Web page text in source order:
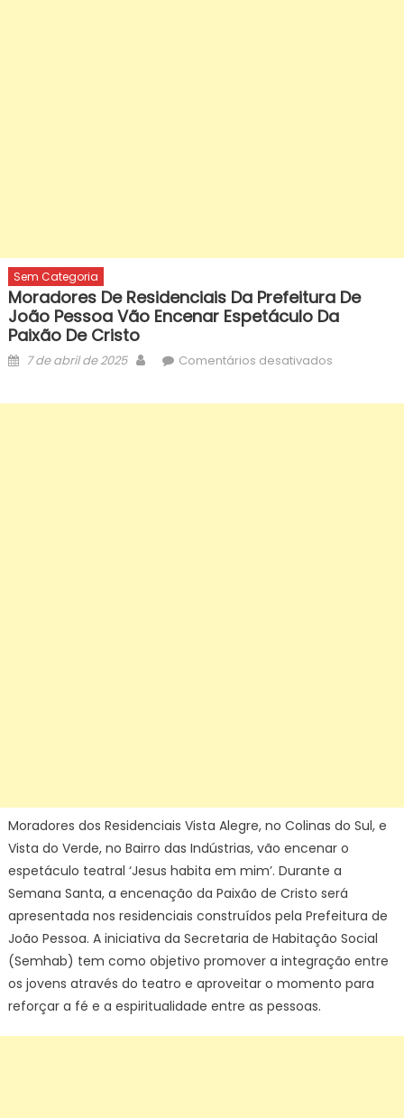
Sem Categoria
Moradores De Residenciais Da Prefeitura De
João Pessoa Vão Encenar Espetáculo Da
Paixão De Cristo
Posted
7 de abril de 2025 AuthorComentários desativadosem
de
Moradores dos Residenciais Vista Alegre, no Colinas do Sul, e
Vista do Verde, no Bairro das Indústrias, vão encenar o
espetáculo teatral ‘Jesus habita em mim’. Durante a
Semana Santa, a encenação da Paixão de Cristo será
apresentada nos residenciais construídos pela Prefeitura de
João Pessoa. A iniciativa da Secretaria de Habitação Social
(Semhab) tem como objetivo promover a integração entre
os jovens através do teatro e aproveitar o momento para
reforçar a fé e a espiritualidade entre as pessoas.